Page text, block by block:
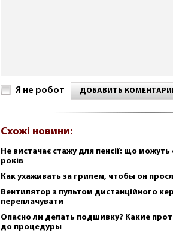
Я не робот ДОБАВИТЬ
Схожі новини:
Не вистачає стажу для пенсії: що можуть
років
Как ухаживать за грилем, чтобы он
Вентилятор з пультом дистанційного
переплачувати
Опасно ли делать подшивку? Какие
до процедуры